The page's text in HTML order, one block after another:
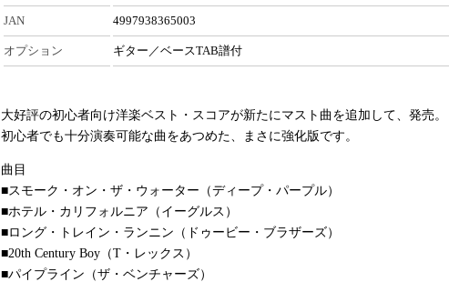
JAN 4997938365003
オプション ギター／ベースTAB譜付
大好評の初心者向け洋楽ベスト・スコアが新たにマスト曲を追加して、発売。
初心者でも十分演奏可能な曲をあつめた、まさに強化版です。
曲目
■スモーク・オン・ザ・ウォーター（ディープ・パープル）
■ホテル・カリフォルニア（イーグルス）
■ロング・トレイン・ランニン（ドゥービー・ブラザーズ）
■20th Century Boy（T・レックス）
■パイプライン（ザ・ベンチャーズ）